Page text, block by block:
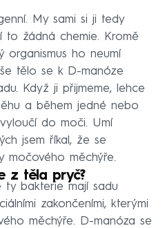
My sami si ji tedy
to žádná chemie. Kromě
ho neumí
tělo se k D-manóze
Když ji přijmeme, lehce
a během jedné nebo
do moči. Umí
jsem říkal, že se
močového měchýře.
z těla pryč?
ty bakterie mají sadu
zakončeními, kterými
měchýře. D-manóza se